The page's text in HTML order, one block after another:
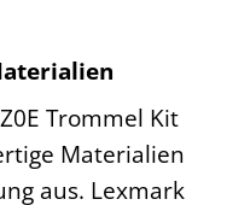
Trommel Kit
Materialien
aus. Lexmark